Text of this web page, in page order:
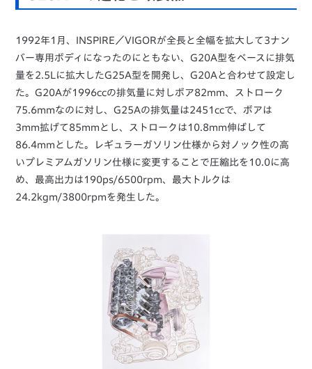
1992年1月、INSPIRE／VIGORが全長と全幅を拡大して3ナン
バー専用ボディになったのにともない、G20A型をベースに排気
量を2.5Lに拡大したG25A型を開発し、G20Aと合わせて設定し
た。G20Aが1996ccの排気量に対しボア82mm、ストローク
75.6mmなのに対し、G25Aの排気量は2451ccで、ボアは
3mm拡げて85mmとし、ストロークは10.8mm伸ばして
86.4mmとした。レギュラーガソリン仕様から対ノック性の高
いプレミアムガソリン仕様に変更することで圧縮比を10.0に高
め、最高出力は190ps/6500rpm、最大トルクは
24.2kgm/3800rpmを発生した。